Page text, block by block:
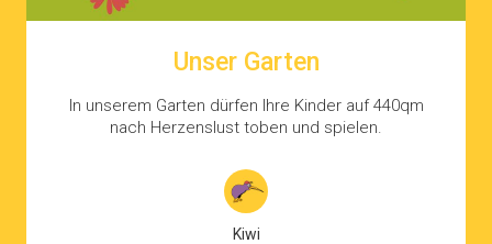
Unser Garten
In unserem Garten dürfen Ihre Kinder auf 440qm
nach Herzenslust toben und spielen.
Kiwi